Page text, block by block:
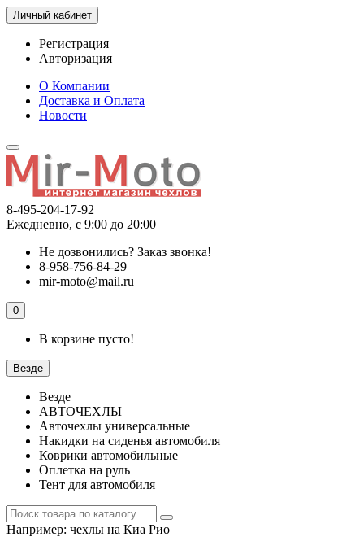
Личный кабинет
Регистрация
Авторизация
О Компании
Доставка и Оплата
Новости
8-495-204-17-92
Ежедневно, с 9:00 до 20:00
Не дозвонились? Заказ звонка!
8-958-756-84-29
mir-moto@mail.ru
0
В корзине пусто!
Везде
Везде
АВТОЧЕХЛЫ
Авточехлы универсальные
Накидки на сиденья автомобиля
Коврики автомобильные
Оплетка на руль
Тент для автомобиля
Например: чехлы на Киа Рио